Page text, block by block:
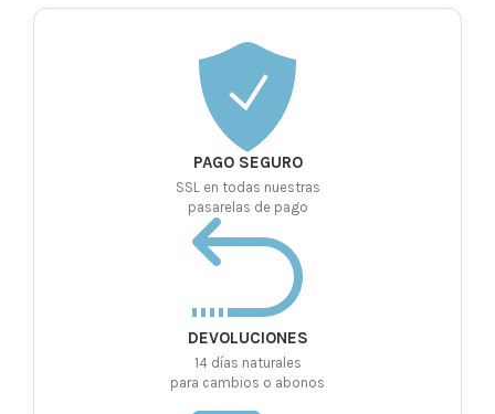
PAGO SEGURO
SSL en todas nuestras
pasarelas de pago
DEVOLUCIONES
14 días naturales
para cambios o abonos